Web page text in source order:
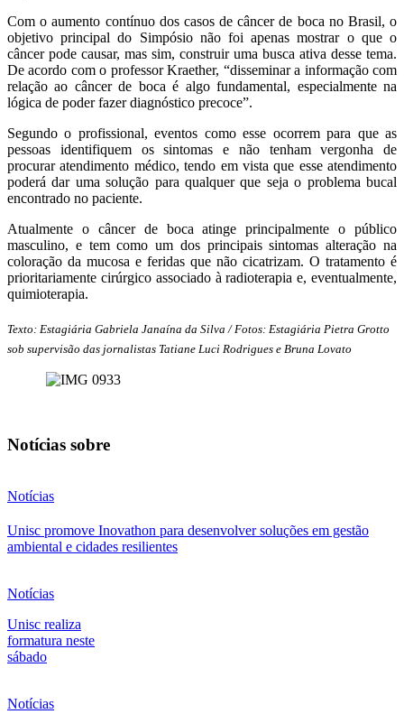
Com o aumento contínuo dos casos de câncer de boca no Brasil, o
objetivo principal do Simpósio não foi apenas mostrar o que o
câncer pode causar, mas sim, construir uma busca ativa desse tema.
De acordo com o professor Kraether, “disseminar a informação com
relação ao câncer de boca é algo fundamental, especialmente na
lógica de poder fazer diagnóstico precoce”.
Segundo o profissional, eventos como esse ocorrem para que as
pessoas identifiquem os sintomas e não tenham vergonha de
procurar atendimento médico, tendo em vista que esse atendimento
poderá dar uma solução para qualquer que seja o problema bucal
encontrado no paciente.
Atualmente o câncer de boca atinge principalmente o público
masculino, e tem como um dos principais sintomas alteração na
coloração da mucosa e feridas que não cicatrizam. O tratamento é
prioritariamente cirúrgico associado à radioterapia e, eventualmente,
quimioterapia.
Texto: Estagiária Gabriela Janaína da Silva /Fotos: Estagiária Pietra Grotto
sob supervisão das jornalistas Tatiane Luci Rodrigues e Bruna Lovato
Notícias sobre
Notícias
Unisc promove Inovathon para desenvolver soluções em gestão
ambiental e cidades resilientes
Notícias
Unisc realiza
formatura neste
sábado
Notícias